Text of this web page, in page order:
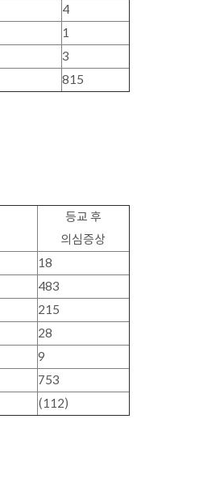
4
1
3
815
등교 후
의심증상
18
483
215
28
9
753
(112)